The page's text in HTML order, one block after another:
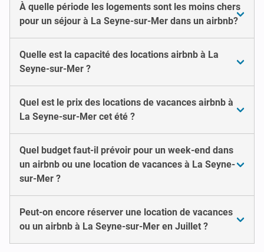
À quelle période les logements sont les moins chers
pour un séjour à La Seyne-sur-Mer dans un airbnb?
Quelle est la capacité des locations airbnb à La
Seyne-sur-Mer ?
Quel est le prix des locations de vacances airbnb à
La Seyne-sur-Mer cet été ?
Quel budget faut-il prévoir pour un week-end dans
un airbnb ou une location de vacances à La Seyne-
sur-Mer ?
Peut-on encore réserver une location de vacances
ou un airbnb à La Seyne-sur-Mer en Juillet ?